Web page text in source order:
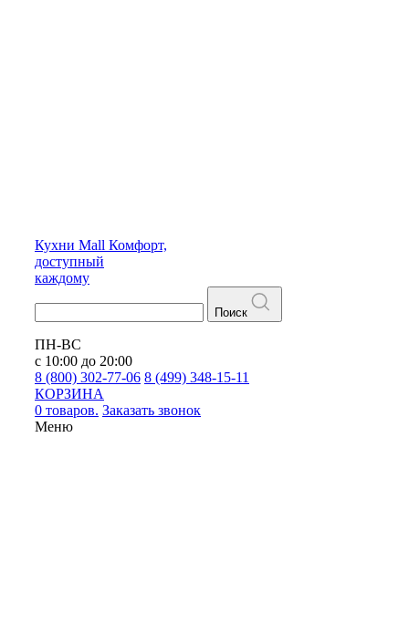
Кухни Mall Комфорт,
доступный
каждому
Поиск
ПН-ВС
с 10:00 до 20:00
8 (800) 302-77-06 8 (499) 348-15-11
КОРЗИНА
0 товаров. Заказать звонок
Меню